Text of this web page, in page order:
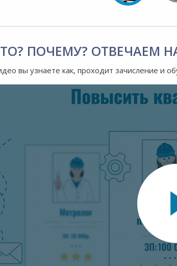
ПОЧЕМУ? ОТВЕЧАЕМ
вы узнаете как, проходит зачисление и